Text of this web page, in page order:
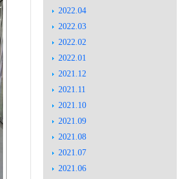
2022.04
2022.03
2022.02
2022.01
2021.12
2021.11
2021.10
2021.09
2021.08
2021.07
2021.06